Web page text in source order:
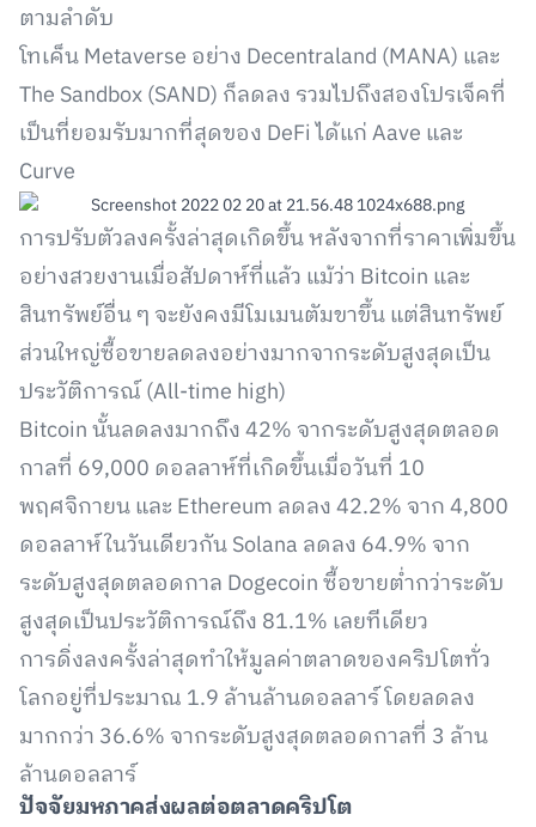
ตามลำดับ
โทเค็น Metaverse อย่าง Decentraland (MANA) และ
The Sandbox (SAND) ก็ลดลง รวมไปถึงสองโปรเจ็คที่
เป็นที่ยอมรับมากที่สุดของ DeFi ได้แก่ Aave และ
Curve
การปรับตัวลงครั้งล่าสุดเกิดขึ้น หลังจากที่ราคาเพิ่มขึ้น
อย่างสวยงานเมื่อสัปดาห์ที่แล้ว แม้ว่า Bitcoin และ
สินทรัพย์อื่น ๆ จะยังคงมีโมเมนตัมขาขึ้น แต่สินทรัพย์
ส่วนใหญ่ซื้อขายลดลงอย่างมากจากระดับสูงสุดเป็น
ประวัติการณ์ (All-time high)
Bitcoin นั้นลดลงมากถึง 42% จากระดับสูงสุดตลอด
กาลที่ 69,000 ดอลลาห์ที่เกิดขึ้นเมื่อวันที่ 10
พฤศจิกายน และ Ethereum ลดลง 42.2% จาก 4,800
ดอลลาห์ในวันเดียวกัน Solana ลดลง 64.9% จาก
ระดับสูงสุดตลอดกาล Dogecoin ซื้อขายต่ำกว่าระดับ
สูงสุดเป็นประวัติการณ์ถึง 81.1% เลยทีเดียว
การดิ่งลงครั้งล่าสุดทำให้มูลค่าตลาดของคริปโตทั่ว
โลกอยู่ที่ประมาณ 1.9 ล้านล้านดอลลาร์ โดยลดลง
มากกว่า 36.6% จากระดับสูงสุดตลอดกาลที่ 3 ล้าน
ล้านดอลลาร์
ปัจจัยมหภาคส่งผลต่อตลาดคริปโต